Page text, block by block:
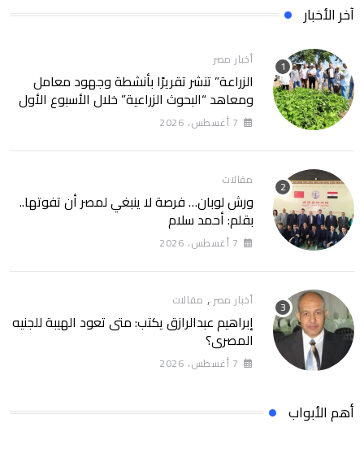
آخر الأخبار
أخبار مصر
الزراعة” تنشر تقريرًا بأنشطة وجهود معامل
ومعاهد “البحوث الزراعية” خلال الأسبوع الأول
من أغسطس 2026
7 أغسطس، 2026
مقالات
ورش لوبان… فرصة لا ينبغي لمصر أن تفوتها..
بقلم: أحمد سلام
7 أغسطس، 2026
أخبار مصر , مقالات
إبراهيم عبدالرازق يكتب: متى تعود الهيبة للجنيه
المصري؟
7 أغسطس، 2026
أهم الأبواب